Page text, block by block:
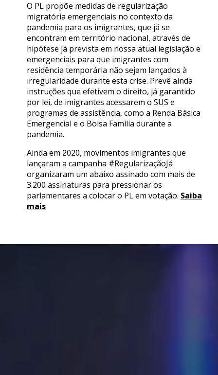
O PL propõe medidas de regularização
migratória emergenciais no contexto da
pandemia para os imigrantes, que já se
encontram em território nacional, através de
hipótese já prevista em nossa atual legislação e
emergenciais para que imigrantes com
residência temporária não sejam lançados à
irregularidade durante esta crise. Prevê ainda
instruções que efetivem o direito, já garantido
por lei, de imigrantes acessarem o SUS e
programas de assistência, como a Renda Básica
Emergencial e o Bolsa Família durante a
pandemia.
Ainda em 2020, movimentos imigrantes que
lançaram a campanha #RegularizaçãoJá
organizaram um abaixo assinado com mais de
3.200 assinaturas para pressionar os
parlamentares a colocar o PL em votação. Saiba
mais